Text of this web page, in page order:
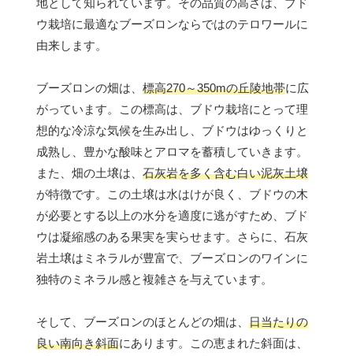
ウ栽培に最適なブーズロンならではのテロワールに
由来します。
ブーズロンの畑は、 標高270～350mの丘陵地帯に広
がっています。この標高は、ブドウ栽培にとって理
想的な冷涼な気候を生み出し、ブドウはゆっくりと
成熟し、豊かな酸味とアロマを蓄積していきます。
また、畑の土壌は、 石灰岩を多く含む白い泥灰土壌
が特徴です。この土壌は水はけが良く、ブドウの木
が必要とする以上の水分を適度に逃がすため、ブド
ウは凝縮感のある果実を実らせます。さらに、石灰
岩土壌はミネラルが豊富で、ブーズロンのワインに
独特のミネラル感と複雑さを与えています。
そして、ブーズロンのほとんどの畑は、 日当たりの
良い南向き斜面にあります。この恵まれた斜面は、